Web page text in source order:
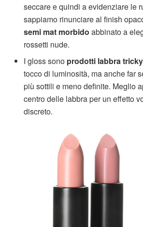
seccare e quindi a evidenziare le
sappiamo rinunciare al finish
semi mat morbido abbinato a
rossetti nude.
I gloss sono prodotti labbra tricky
tocco di luminosità, ma anche far
più sottili e meno definite. Meglio
centro delle labbra per un effetto
discreto.